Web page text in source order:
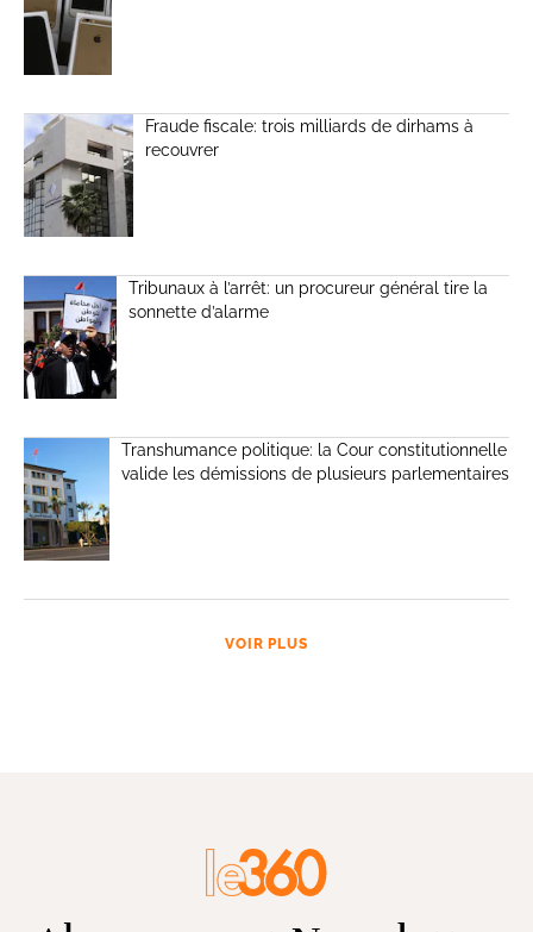
Fraude fiscale: trois milliards de dirhams à
recouvrer
Tribunaux à l’arrêt: un procureur général tire la
sonnette d’alarme
Transhumance politique: la Cour constitutionnelle
valide les démissions de plusieurs parlementaires
VOIR PLUS